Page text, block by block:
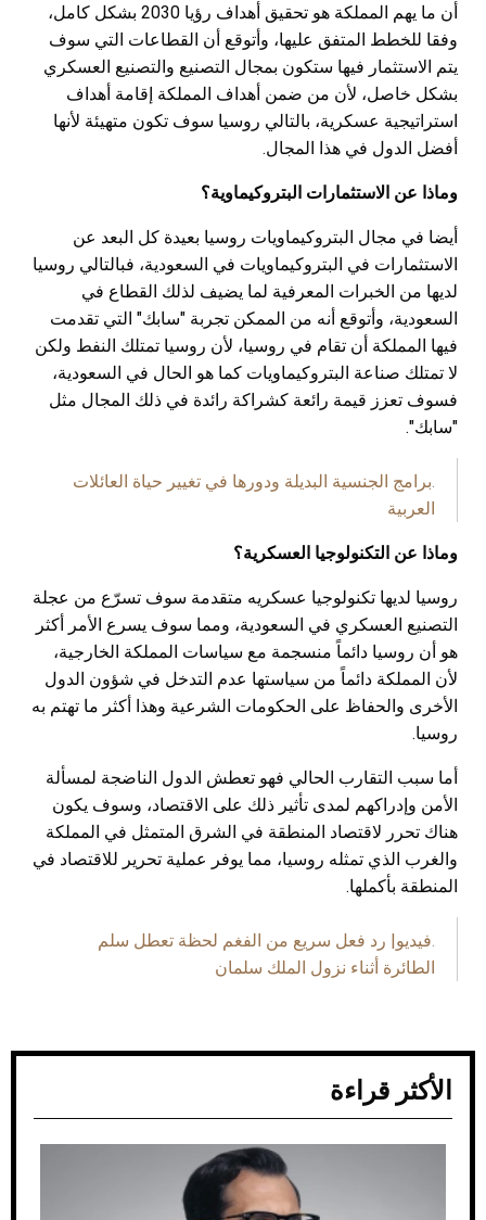
أن ما يهم المملكة هو تحقيق أهداف رؤيا 2030 بشكل كامل،
وفقا للخطط المتفق عليها، وأتوقع أن القطاعات التي سوف
يتم الاستثمار فيها ستكون بمجال التصنيع والتصنيع العسكري
بشكل خاصل، لأن من ضمن أهداف المملكة إقامة أهداف
استراتيجية عسكرية، بالتالي روسيا سوف تكون متهيئة لأنها
أفضل الدول في هذا المجال.
وماذا عن الاستثمارات البتروكيماوية؟
أيضا في مجال البتروكيماويات روسيا بعيدة كل البعد عن
الاستثمارات في البتروكيماويات في السعودية، فبالتالي روسيا
لديها من الخبرات المعرفية لما يضيف لذلك القطاع في
السعودية، وأتوقع أنه من الممكن تجربة "سابك" التي تقدمت
فيها المملكة أن تقام في روسيا، لأن روسيا تمتلك النفط ولكن
لا تمتلك صناعة البتروكيماويات كما هو الحال في السعودية،
فسوف تعزز قيمة رائعة كشراكة رائدة في ذلك المجال مثل
"سابك".
برامج الجنسية البديلة ودورها في تغيير حياة العائلات
العربية
وماذا عن التكنولوجيا العسكرية؟
روسيا لديها تكنولوجيا عسكريه متقدمة سوف تسرّع من عجلة
التصنيع العسكري في السعودية، ومما سوف يسرع الأمر أكثر
هو أن روسيا دائماً منسجمة مع سياسات المملكة الخارجية،
لأن المملكة دائماً من سياستها عدم التدخل في شؤون الدول
الأخرى والحفاظ على الحكومات الشرعية وهذا أكثر ما تهتم به
روسيا.
أما سبب التقارب الحالي فهو تعطش الدول الناضجة لمسألة
الأمن وإدراكهم لمدى تأثير ذلك على الاقتصاد، وسوف يكون
هناك تحرر لاقتصاد المنطقة في الشرق المتمثل في المملكة
والغرب الذي تمثله روسيا، مما يوفر عملية تحرير للاقتصاد في
المنطقة بأكملها.
فيديو| رد فعل سريع من الفغم لحظة تعطل سلم
الطائرة أثناء نزول الملك سلمان
الأكثر قراءة